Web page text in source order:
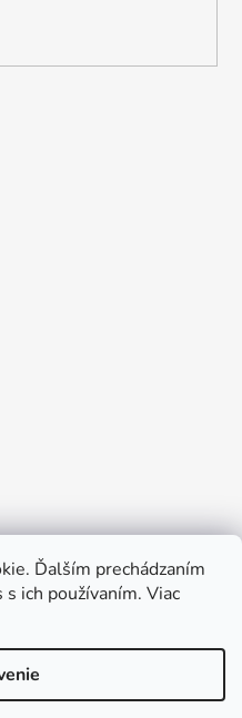
Ďalším prechádzaním
ich používaním. Viac